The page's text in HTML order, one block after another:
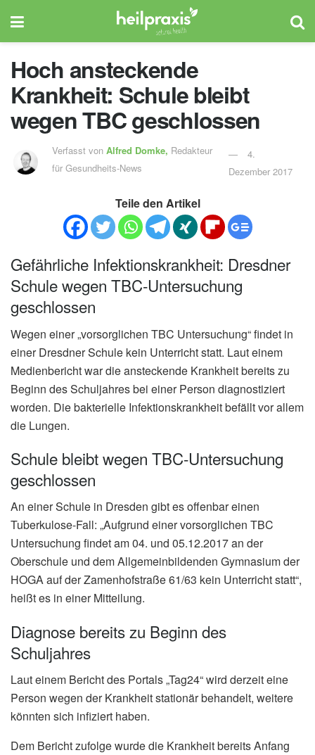
Hoch ansteckende
Krankheit: Schule bleibt
wegen TBC geschlossen
Verfasst vonAlfred Domke, Redakteur
für Gesundheits-News
4.
Dezember 2017
Teile den Artikel
Gefährliche Infektionskrankheit: Dresdner
Schule wegen TBC-Untersuchung
geschlossen
Wegen einer „vorsorglichen TBC Untersuchung“ findet in
einer Dresdner Schule kein Unterricht statt. Laut einem
Medienbericht war die ansteckende Krankheit bereits zu
Beginn des Schuljahres bei einer Person diagnostiziert
worden. Die bakterielle Infektionskrankheit befällt vor allem
die Lungen.
Schule bleibt wegen TBC-Untersuchung
geschlossen
An einer Schule in Dresden gibt es offenbar einen
Tuberkulose-Fall: „Aufgrund einer vorsorglichen TBC
Untersuchung findet am 04. und 05.12.2017 an der
Oberschule und dem Allgemeinbildenden Gymnasium der
HOGA auf der Zamenhofstraße 61/63 kein Unterricht statt“,
heißt es in einer Mitteilung.
Diagnose bereits zu Beginn des
Schuljahres
Laut einem Bericht des Portals „Tag24“ wird derzeit eine
Person wegen der Krankheit stationär behandelt, weitere
könnten sich infiziert haben.
Dem Bericht zufolge wurde die Krankheit bereits Anfang